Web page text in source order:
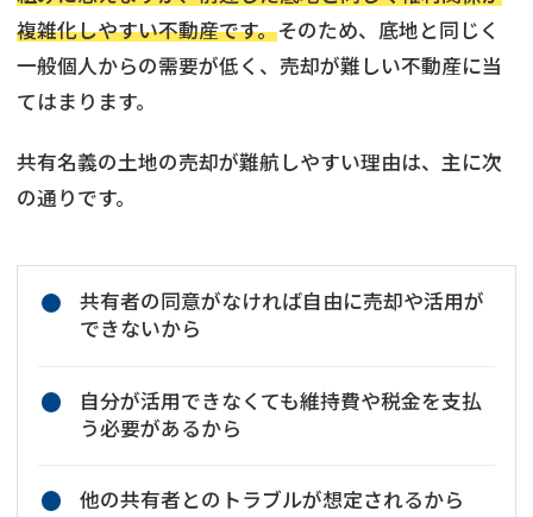
複雑化しやすい不動産です。そのため、底地と同じく
一般個人からの需要が低く、売却が難しい不動産に当
てはまります。
共有名義の土地の売却が難航しやすい理由は、主に次
の通りです。
共有者の同意がなければ自由に売却や活用が
できないから
自分が活用できなくても維持費や税金を支払
う必要があるから
他の共有者とのトラブルが想定されるから